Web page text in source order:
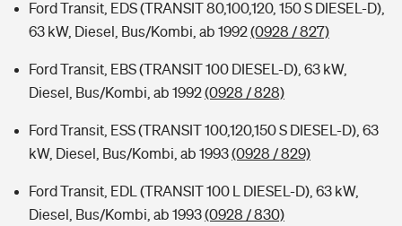
Ford Transit, EDS (TRANSIT 80,100,120, 150 S DIESEL-D),
63 kW, Diesel, Bus/Kombi, ab 1992(0928 / 827)
Ford Transit, EBS (TRANSIT 100 DIESEL-D), 63 kW,
Diesel, Bus/Kombi, ab 1992(0928 / 828)
Ford Transit, ESS (TRANSIT 100,120,150 S DIESEL-D), 63
kW, Diesel, Bus/Kombi, ab 1993(0928 / 829)
Ford Transit, EDL (TRANSIT 100 L DIESEL-D), 63 kW,
Diesel, Bus/Kombi, ab 1993(0928 / 830)